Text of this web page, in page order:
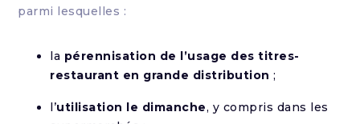
parmi lesquelles :
la pérennisation de l’usage des titres-
restaurant en grande distribution ;
l’utilisation le dimanche, y compris dans les